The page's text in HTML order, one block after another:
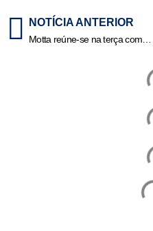
NOTÍCIA ANTERIOR
Motta reúne-se na terça com líderes para definir pauta de votações